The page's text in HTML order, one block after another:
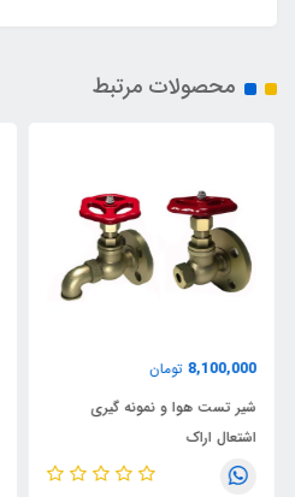
محصولات مرتبط
8,100,000 تومان
شیر تست هوا و نمونه گیری
اشتعال اراک